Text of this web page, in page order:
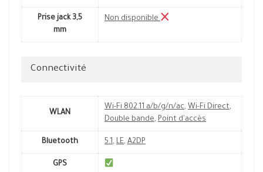
Prise jack 3,5
mm
Non disponible
Connectivité
WLAN
Wi-Fi 802.11 a/b/g/n/ac, Wi-Fi Direct,
Double bande, Point d'accès
Bluetooth 5.1, LE, A2DP
GPS